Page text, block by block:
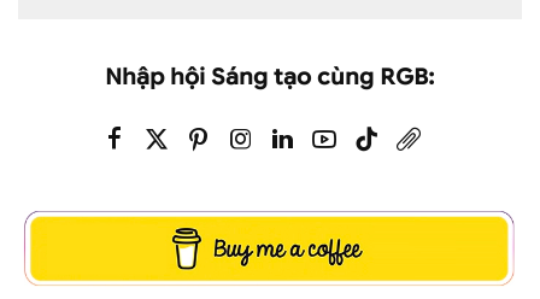
Nhập hội Sáng tạo cùng RGB: